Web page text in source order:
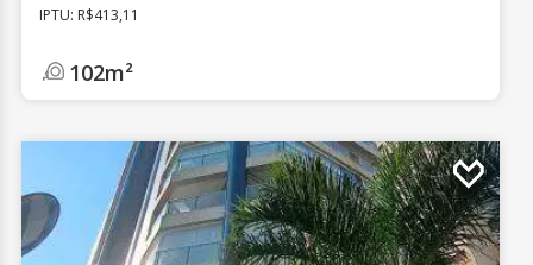
IPTU: R$413,11
102m²